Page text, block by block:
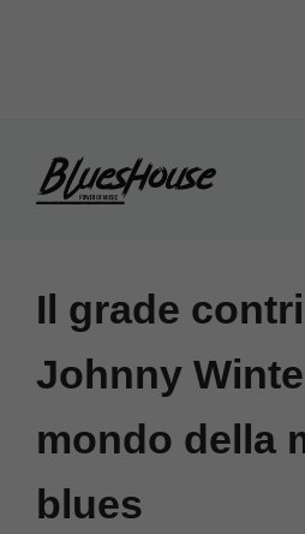
Il grade
Johnny
mondo della
blues